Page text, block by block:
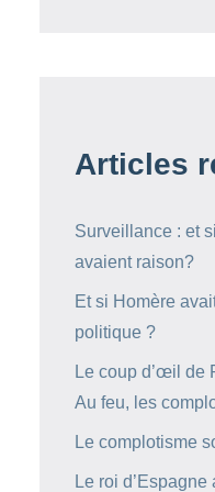
Articles
Surveillance : et
avaient raison?
Et si Homère
politique ?
Le coup d’œil de
Au feu, les
Le complotisme
Le roi